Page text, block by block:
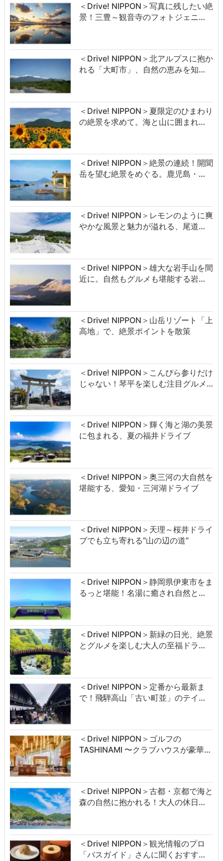
＜Drive! NIPPON＞写真に残したい絶
景！三豊～観音寺のフォトジェニ…
＜Drive! NIPPON＞北アルプスに抱か
れる「大町市」、自然の恵みを知…
＜Drive! NIPPON＞夏限定のひまわり
の絶景を求めて。海と山に囲まれ…
＜Drive! NIPPON＞絶景の連続！開聞
岳を望む絶景をめぐる。鹿児島・…
＜Drive! NIPPON＞レモンのように爽
やかな風景と魅力が溢れる、尾道…
＜Drive! NIPPON＞雄大な岩手山を間
近に。自然もグルメも堪能する岩…
＜Drive! NIPPON＞山岳リゾート「上
高地」で、絶景ポイントを散策
＜Drive! NIPPON＞こんぴら参りだけ
じゃない！琴平を楽しむ注目グルメ…
＜Drive! NIPPON＞輝く海と湖の美景
に包まれる、夏の福井ドライブ
＜Drive! NIPPON＞奥三河の大自然を
堪能する、愛知・三河湖ドライブ
＜Drive! NIPPON＞天理～桜井ドライ
ブでも立ち寄れる“山の辺の道”
＜Drive! NIPPON＞静岡県伊東市をま
るっと堪能！名湯に癒され自然と…
＜Drive! NIPPON＞新緑の日光、絶景
とグルメを楽しむ大人の至福ドラ…
＜Drive! NIPPON＞定番から最新ま
で！飛騨高山「古い町並」のテイ…
＜Drive! NIPPON＞ゴルフの
TASHINAMI 〜クラブハウスが豪華…
＜Drive! NIPPON＞古都・京都で海と
森の自然に抱かれる！大人の休日…
＜Drive! NIPPON＞観光情報のプロ
「バスガイド」さんに聞くおすす…